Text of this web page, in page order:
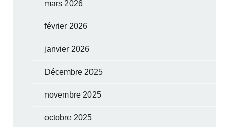
mars 2026
février 2026
janvier 2026
Décembre 2025
novembre 2025
octobre 2025